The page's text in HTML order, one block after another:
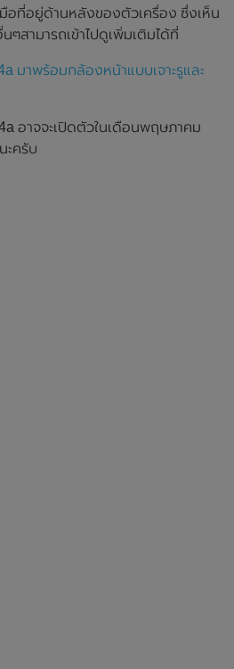
มือที่อยู่ด้านหลังของตัวเครื่อง ซึ่งเห็น
ๆสามารถเข้าไปดูเพิ่มเติมได้ที่
มาพร้อมกล้องหน้าแบบเจาะรูและ
อาจจะเปิดตัวในเดือนพฤษภาคม
ะครับ